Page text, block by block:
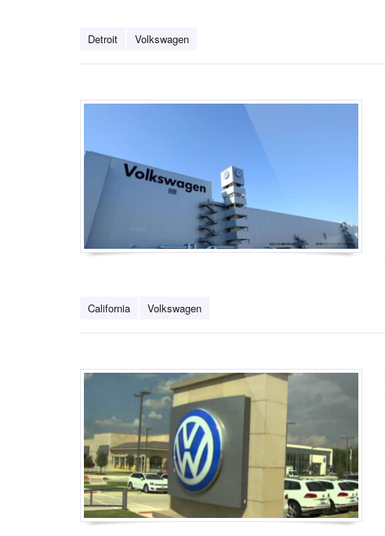
Detroit Volkswagen
California Volkswagen